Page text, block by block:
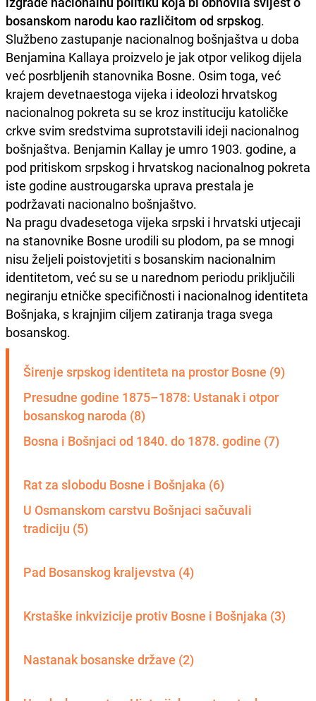
bosanskom narodu kao različitom od srpskog.
Službeno zastupanje nacionalnog bošnjaštva u doba
Benjamina Kallaya proizvelo je jak otpor velikog dijela
već posrbljenih stanovnika Bosne. Osim toga, već
krajem devetnaestoga vijeka i ideolozi hrvatskog
nacionalnog pokreta su se kroz instituciju katoličke
crkve svim sredstvima suprotstavili ideji nacionalnog
bošnjaštva. Benjamin Kallay je umro 1903. godine, a
pod pritiskom srpskog i hrvatskog nacionalnog pokreta
iste godine austrougarska uprava prestala je
podržavati nacionalno bošnjaštvo.
Na pragu dvadesetoga vijeka srpski i hrvatski utjecaji
na stanovnike Bosne urodili su plodom, pa se mnogi
nisu željeli poistovjetiti s bosanskim nacionalnim
identitetom, već su se u narednom periodu priključili
negiranju etničke specifičnosti i nacionalnog identiteta
Bošnjaka, s krajnjim ciljem zatiranja traga svega
bosanskog.
Širenje srpskog identiteta na prostor Bosne (9)
Presudne godine 1875–1878: Ustanak i otpor
bosanskog naroda (8)
Bosna i Bošnjaci od 1840. do 1878. godine (7)
Rat za slobodu Bosne i Bošnjaka (6)
U Osmanskom carstvu Bošnjaci sačuvali
tradiciju (5)
Pad Bosanskog kraljevstva (4)
Krstaške inkvizicije protiv Bosne i Bošnjaka (3)
Nastanak bosanske države (2)